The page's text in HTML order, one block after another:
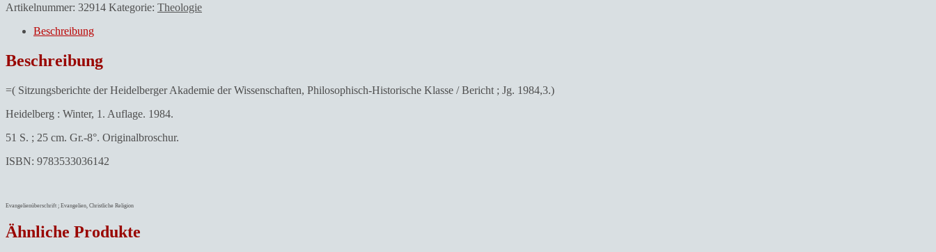
Artikelnummer: 32914 Kategorie: Theologie
Beschreibung
Beschreibung
=( Sitzungsberichte der Heidelberger Akademie der Wissenschaften, Philosophisch-Historische Klasse / Bericht ; Jg. 1984,3.)
Heidelberg : Winter, 1. Auflage. 1984.
51 S. ; 25 cm. Gr.-8°. Originalbroschur.
ISBN: 9783533036142
Evangelienüberschrift ; Evangelien, Christliche Religion
Ähnliche Produkte